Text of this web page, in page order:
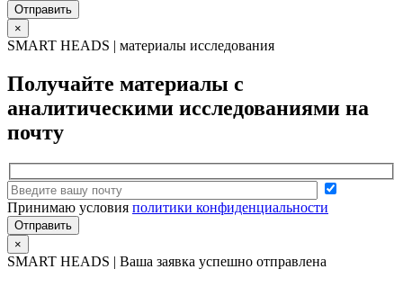
×
SMART HEADS | материалы исследования
Получайте материалы с
аналитическими исследованиями на
почту
Принимаю условия политики конфиденциальности
×
SMART HEADS | Ваша заявка успешно отправлена